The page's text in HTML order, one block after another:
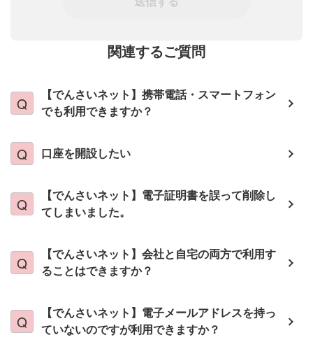
関連するご質問
【でんさいネット】携帯電話・スマートフォン
でも利用できますか？
口座を開設したい
【でんさいネット】電子証明書を誤って削除し
てしまいました。
【でんさいネット】会社と自宅の両方で利用す
ることはできますか？
【でんさいネット】電子メールアドレスを持っ
ていないのですが利用できますか？